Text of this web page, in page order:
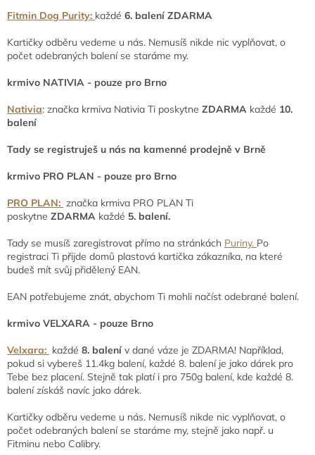
Fitmin Dog Purity: každé 6. balení ZDARMA
Kartičky odběru vedeme u nás. Nemusíš nikde nic vyplňovat, o
počet odebraných balení se staráme my.
krmivo NATIVIA - pouze pro Brno
Nativia: značka krmiva Nativia Ti poskytne ZDARMA každé 10.
balení
Tady se registruješ u nás na kamenné prodejně v Brně
krmivo PRO PLAN - pouze pro Brno
PRO PLAN: značka krmiva PRO PLAN Ti
poskytne ZDARMA každé 5. balení.
Tady se musíš zaregistrovat přímo na stránkách Puriny. Po
registraci Ti přijde domů plastová kartička zákazníka, na které
budeš mít svůj přidělený EAN.
EAN potřebujeme znát, abychom Ti mohli načíst odebrané balení.
krmivo VELXARA - pouze Brno
Velxara: každé 8. balení v dané váze je ZDARMA! Například,
pokud si vybereš 11.4kg balení, každé 8. balení je jako dárek pro
Tebe bez placení. Stejně tak platí i pro 750g balení, kde každé 8.
balení získáš navíc jako dárek.
Kartičky odběru vedeme u nás. Nemusíš nikde nic vyplňovat, o
počet odebraných balení se staráme my, stejně jako např. u
Fitminu nebo Calibry.